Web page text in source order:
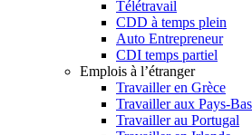
Télétravail
CDD à temps plein
Auto Entrepreneur
CDI temps partiel
Emplois à l’étranger
Travailler en Grèce
Travailler aux Pays-Bas
Travailler au Portugal